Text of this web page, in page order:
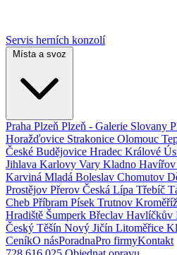
Servis herních konzolí
Místa a svoz
Praha Plzeň Plzeň - Galerie Slovany
Horažďovice Strakonice Olomouc
České Budějovice Hradec Králové
Jihlava Karlovy Vary Kladno Havířov
Karviná Mladá Boleslav Chomutov
Prostějov Přerov Česká Lípa Třebíč
Cheb Příbram Písek Trutnov Kroměříž
Hradiště Šumperk Břeclav Havlíčkův
Český Těšín Nový Jičín Litoměřice
CeníkO násPoradnaPro firmyKontakt